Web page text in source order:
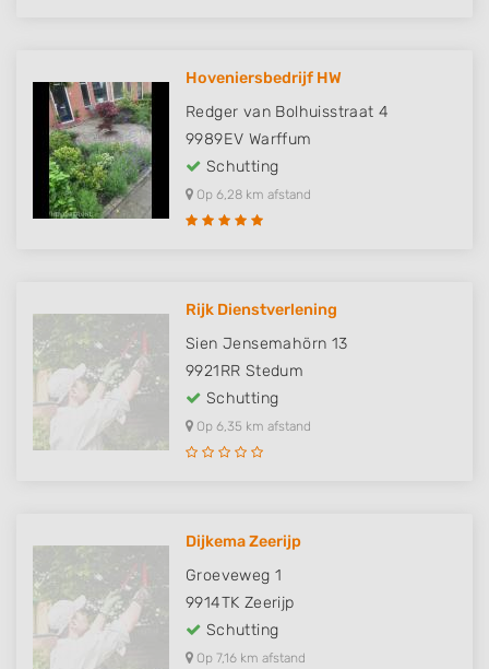
Hoveniersbedrijf HW
Redger van Bolhuisstraat 4
9989EV Warffum
Schutting
Op 6,28 km afstand
Rijk Dienstverlening
Sien Jensemahörn 13
9921RR Stedum
Schutting
Op 6,35 km afstand
Dijkema Zeerijp
Groeveweg 1
9914TK Zeerijp
Schutting
Op 7,16 km afstand